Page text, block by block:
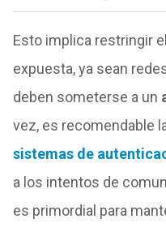
Esto implica restringir
expuesta, ya sean
deben someterse a un
vez, es recomendable
sistemas de
a los intentos de
es primordial para